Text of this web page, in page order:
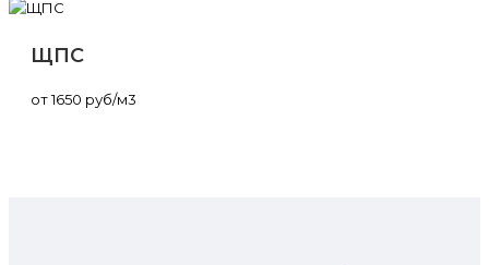
ЩПС
от 1650 руб/м3